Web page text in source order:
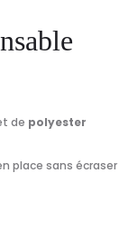
de polyester
place sans écraser